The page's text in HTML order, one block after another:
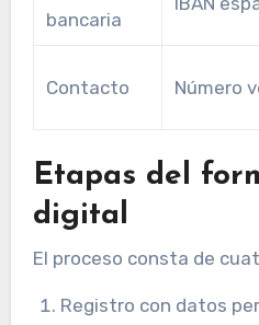
bancaria
Contacto Número
Etapas del
digital
El proceso consta de
Registro con datos